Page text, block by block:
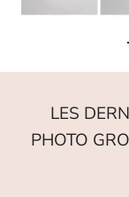
LES
PHOTO